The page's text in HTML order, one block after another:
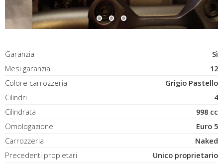
Garanzia
Sì
Mesi garanzia
12
Colore carrozzeria
Grigio Pastello
Cilindri
4
Cilindrata
998 cc
Omologazione
Euro 5
Carrozzeria
Naked
Precedenti propietari
Unico proprietario